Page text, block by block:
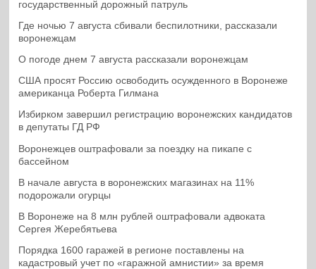
государственный дорожный патруль
Где ночью 7 августа сбивали беспилотники, рассказали
воронежцам
О погоде днем 7 августа рассказали воронежцам
США просят Россию освободить осужденного в Воронеже
американца Роберта Гилмана
Избирком завершил регистрацию воронежских кандидатов
в депутаты ГД РФ
Воронежцев оштрафовали за поездку на пикапе с
бассейном
В начале августа в воронежских магазинах на 11%
подорожали огурцы
В Воронеже на 8 млн рублей оштрафовали адвоката
Сергея Жеребятьева
Порядка 1600 гаражей в регионе поставлены на
кадастровый учет по «гаражной амнистии» за время